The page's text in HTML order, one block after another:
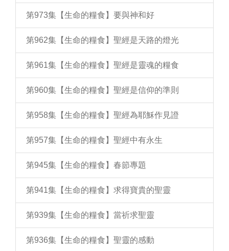
第973集【生命的糧食】要與神和好
第962集【生命的糧食】聖經是天路的燈光
第961集【生命的糧食】聖經是靈魂的糧食
第960集【生命的糧食】聖經是信仰的準則
第958集【生命的糧食】聖經為耶穌作見證
第957集【生命的糧食】聖經中有永生
第945集【生命的糧食】春節專題
第941集【生命的糧食】求得寶貴的聖靈
第939集【生命的糧食】當祈求聖靈
第936集【生命的糧食】聖靈的感動